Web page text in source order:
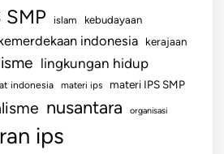
SMP islam kebudayaan
indonesia kerajaan
lingkungan hidup
indonesia materi ips materi IPS SMP
nusantara organisasi
ips